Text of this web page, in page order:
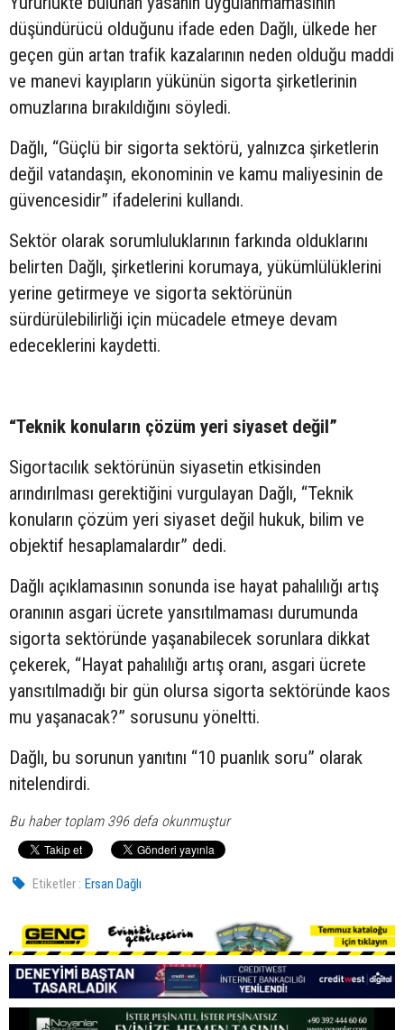
düşündürücü olduğunu ifade eden Dağlı, ülkede her
geçen gün artan trafik kazalarının neden olduğu maddi
ve manevi kayıpların yükünün sigorta şirketlerinin
omuzlarına bırakıldığını söyledi.
Dağlı, “Güçlü bir sigorta sektörü, yalnızca şirketlerin
değil vatandaşın, ekonominin ve kamu maliyesinin de
güvencesidir” ifadelerini kullandı.
Sektör olarak sorumluluklarının farkında olduklarını
belirten Dağlı, şirketlerini korumaya, yükümlülüklerini
yerine getirmeye ve sigorta sektörünün
sürdürülebilirliği için mücadele etmeye devam
edeceklerini kaydetti.
“Teknik konuların çözüm yeri siyaset değil”
Sigortacılık sektörünün siyasetin etkisinden
arındırılması gerektiğini vurgulayan Dağlı, “Teknik
konuların çözüm yeri siyaset değil hukuk, bilim ve
objektif hesaplamalardır” dedi.
Dağlı açıklamasının sonunda ise hayat pahalılığı artış
oranının asgari ücrete yansıtılmaması durumunda
sigorta sektöründe yaşanabilecek sorunlara dikkat
çekerek, “Hayat pahalılığı artış oranı, asgari ücrete
yansıtılmadığı bir gün olursa sigorta sektöründe kaos
mu yaşanacak?” sorusunu yöneltti.
Dağlı, bu sorunun yanıtını “10 puanlık soru” olarak
nitelendirdi.
Bu haber toplam 396 defa okunmuştur
Etiketler : Ersan Dağlı